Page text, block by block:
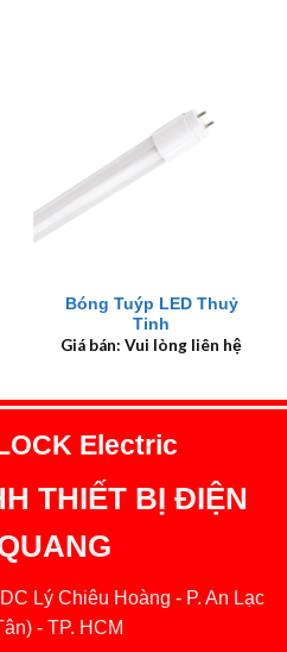
Bóng Tuýp LED Thuỷ
Tinh
Giá bán: Vui lòng liên hệ
Electric
THIẾT BỊ ĐIỆN
Lý Chiêu Hoàng - P. An Lạc
- TP. HCM